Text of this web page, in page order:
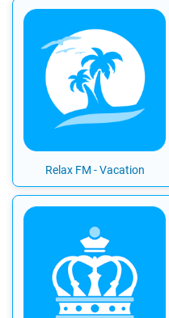
Relax FM - Vacation